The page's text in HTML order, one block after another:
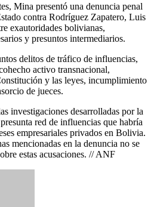
Mina presentó una denuncia penal
contra Rodríguez Zapatero, Luis
exautoridades bolivianas,
y presuntos intermediarios.
delitos de tráfico de influencias,
activo transnacional,
y las leyes, incumplimiento
de jueces.
investigaciones desarrolladas por la
red de influencias que habría
empresariales privados en Bolivia.
mencionadas en la denuncia no se
estas acusaciones. // ANF